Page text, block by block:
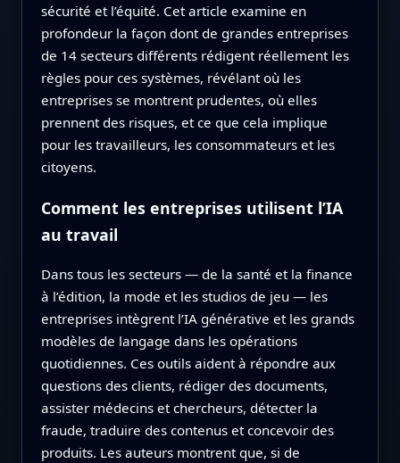
sécurité et l’équité. Cet article examine en
profondeur la façon dont de grandes entreprises
de 14 secteurs différents rédigent réellement les
règles pour ces systèmes, révélant où les
entreprises se montrent prudentes, où elles
prennent des risques, et ce que cela implique
pour les travailleurs, les consommateurs et les
citoyens.
Comment les entreprises utilisent l’IA
au travail
Dans tous les secteurs — de la santé et la finance
à l’édition, la mode et les studios de jeu — les
entreprises intègrent l’IA générative et les grands
modèles de langage dans les opérations
quotidiennes. Ces outils aident à répondre aux
questions des clients, rédiger des documents,
assister médecins et chercheurs, détecter la
fraude, traduire des contenus et concevoir des
produits. Les auteurs montrent que, si de